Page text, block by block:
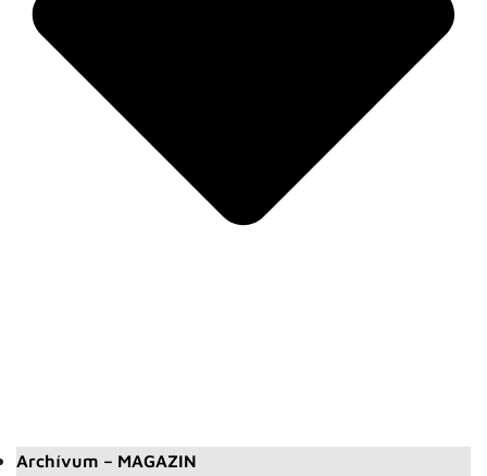
Archívum – MAGAZIN